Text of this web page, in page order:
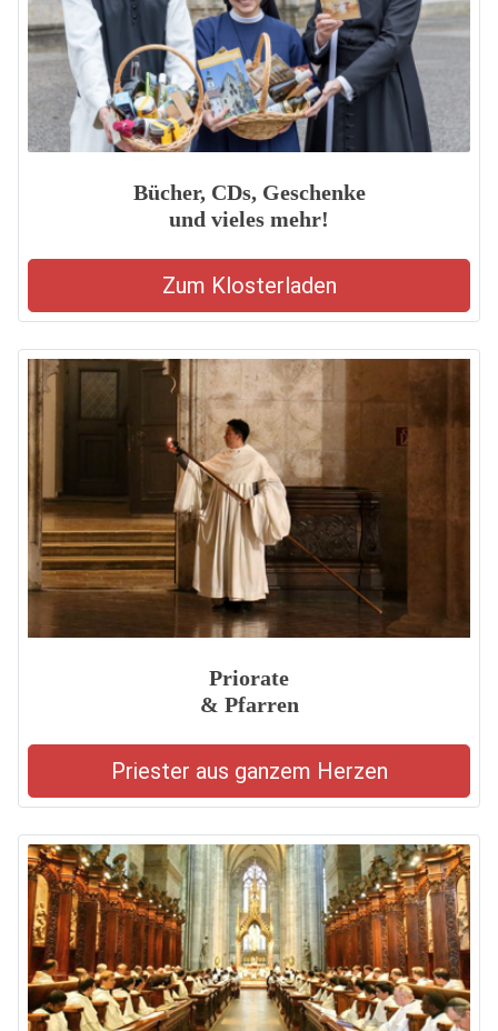
Bücher, CDs, Geschenke
und vieles mehr!
Zum Klosterladen
Priorate
& Pfarren
Priester aus ganzem Herzen